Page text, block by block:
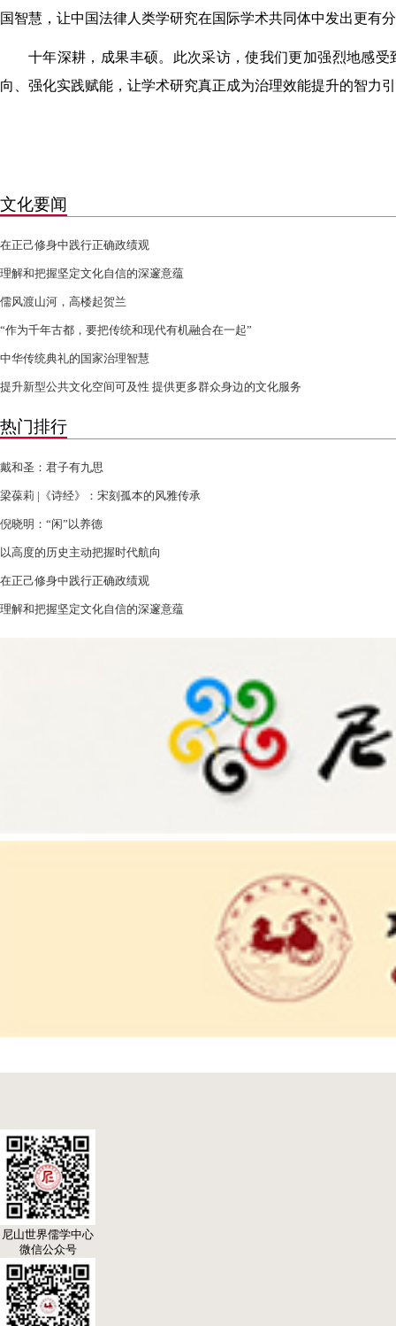
国智慧，让中国法律人类学研究在国际学术共同体中发出更有
十年深耕，成果丰硕。此次采访，使我们更加强烈地感
向、强化实践赋能，让学术研究真正成为治理效能提升的智力
文化要闻
在正己修身中践行正确政绩观
理解和把握坚定文化自信的深邃意蕴
儒风渡山河，高楼起贺兰
“作为千年古都，要把传统和现代有机融合在一起”
中华传统典礼的国家治理智慧
提升新型公共文化空间可及性 提供更多群众身边的文化服务
热门排行
戴和圣：君子有九思
梁葆莉 |《诗经》：宋刻孤本的风雅传承
倪晓明：“闲”以养德
以高度的历史主动把握时代航向
在正己修身中践行正确政绩观
理解和把握坚定文化自信的深邃意蕴
尼山世界儒学中心
微信公众号